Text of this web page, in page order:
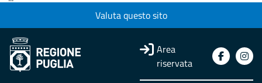
Valuta questo sito
Area
riservata